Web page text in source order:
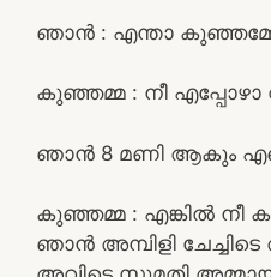
ഞാൻ : എന്താ
കുഞ്ഞമ്മ : നീ എപ്പോഴാ
ഞാൻ 8 മണി ആകും
കുഞ്ഞമ്മ : എങ്കിൽ നീ
ഞാൻ അമ്പിളി